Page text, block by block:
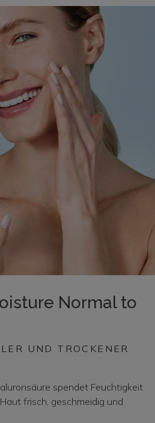
Normal to
UND TROCKENER
spendet Feuchtigkeit
frisch, geschmeidig und